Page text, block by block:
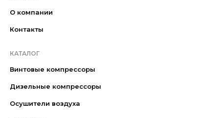
О компании
Контакты
КАТАЛОГ
Винтовые компрессоры
Дизельные компрессоры
Осушители воздуха